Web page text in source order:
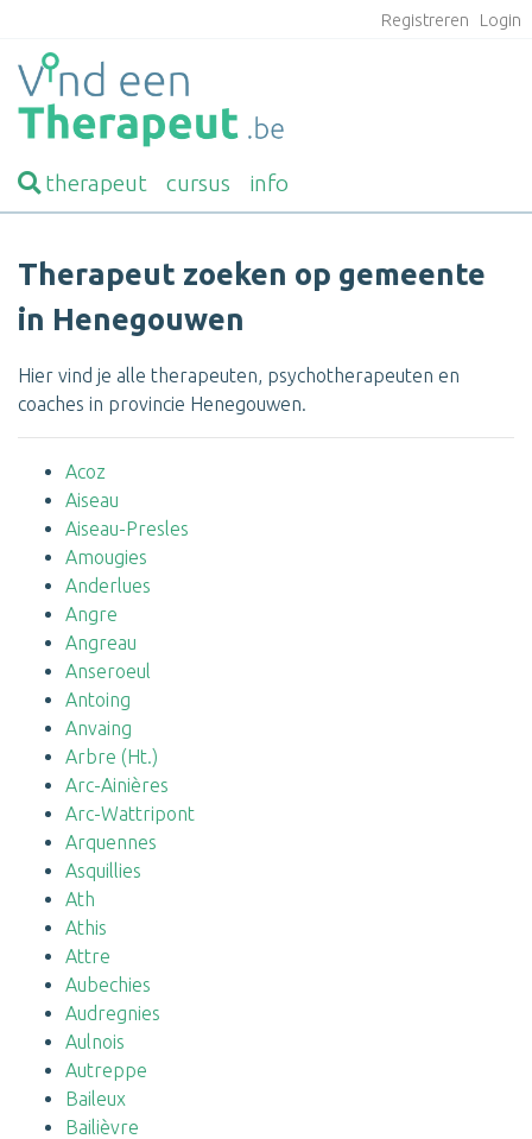
Registreren Login
therapeut cursus info
Therapeut zoeken op gemeente
in Henegouwen
Hier vind je alle therapeuten, psychotherapeuten en
coaches in provincie Henegouwen.
Acoz
Aiseau
Aiseau-Presles
Amougies
Anderlues
Angre
Angreau
Anseroeul
Antoing
Anvaing
Arbre (Ht.)
Arc-Ainières
Arc-Wattripont
Arquennes
Asquillies
Ath
Athis
Attre
Aubechies
Audregnies
Aulnois
Autreppe
Baileux
Bailièvre